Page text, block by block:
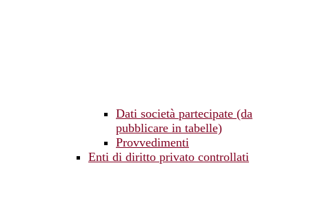
Dati società partecipate (da
pubblicare in tabelle)
Provvedimenti
Enti di diritto privato controllati